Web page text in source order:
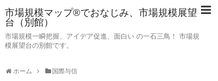
市場規模マップ®でおなじみ、市場規模展望
台（別館）
市場規模一瞬把握、アイデア促進、面白い の一石三鳥！ 市場規
模展望台の別館です。
ホーム 国際与信